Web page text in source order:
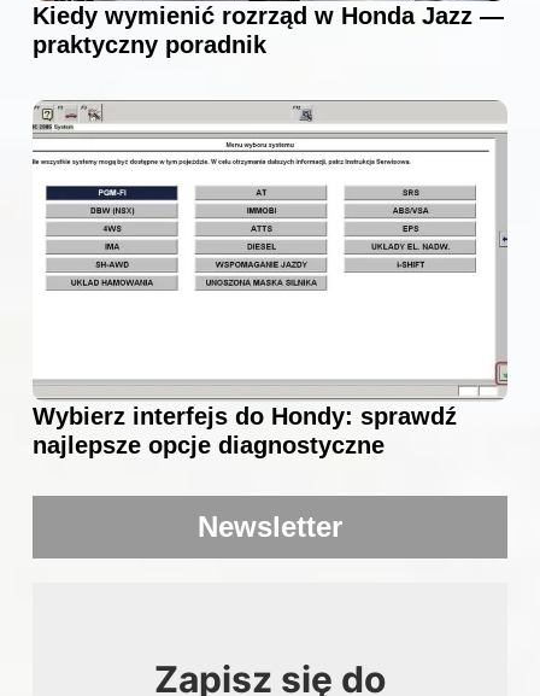
Kiedy wymienić rozrząd w Honda Jazz —
praktyczny poradnik
Wybierz interfejs do Hondy: sprawdź
najlepsze opcje diagnostyczne
Newsletter
Zapisz się do